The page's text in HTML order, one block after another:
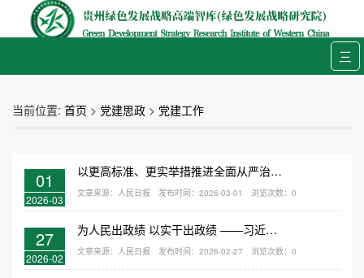
三
当前位置: 首页 > 党建思政 > 党建工作
01
2026-03
以更高标准、更实举措推进全面从严治党 为实现“十五五”时期目标任务提供坚强保障 ——在中国共产党第二十届中央纪律检查委员会第五次全体会议上的工作报告
文章来源：人民日报 发布时间：2026-03-01 浏览次数： 0
27
2026-02
为人民出政绩 以实干出政绩 ——习近平总书记引领全党以正确政绩观干事创业
文章来源：人民日报 发布时间：2026-02-27 浏览次数： 0